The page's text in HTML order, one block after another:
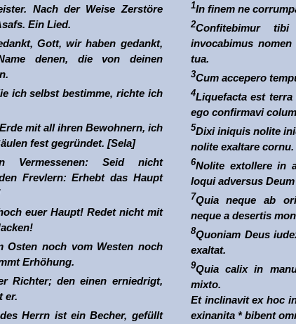
Nach der Weise Zerstöre
Ein Lied.
Gott, wir haben gedankt,
denen, die von deinen
ich selbst bestimme, richte ich
mit all ihren Bewohnern, ich
fest gegründet. [Sela]
Vermessenen: Seid nicht
Frevlern: Erhebt das Haupt
euer Haupt! Redet nicht mit
Osten noch vom Westen noch
Erhöhung.
Richter; den einen erniedrigt,
er.
Herrn ist ein Becher, gefüllt
1In finem ne
2Confitebimur
invocabimus
tua.
3Cum accepero
4Liquefacta est
ego confirmavi
5Dixi iniquis nolite
nolite exaltare cornu.
6Nolite extollere in
loqui adversus
7Quia neque ab
neque a desertis
8Quoniam Deus
exaltat.
9Quia calix in
mixto.
Et inclinavit ex hoc
exinanita * bibent